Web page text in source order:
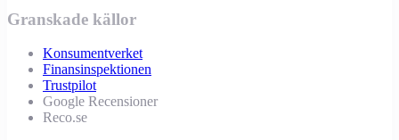
Granskade källor
Konsumentverket
Finansinspektionen
Trustpilot
Google Recensioner
Reco.se